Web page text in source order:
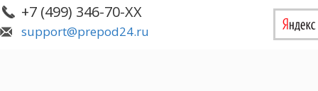
+7 (499) 346-70-XX
support@prepod24.ru